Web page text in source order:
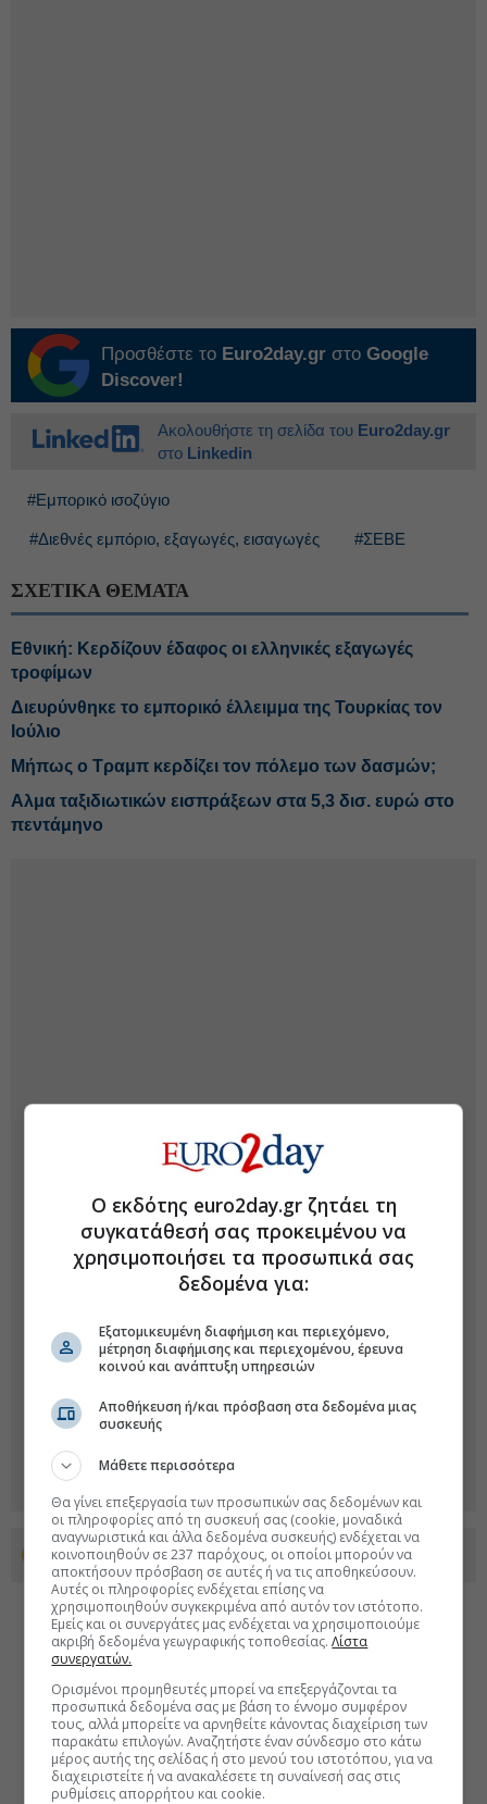
Προσθέστε το Euro2day.gr στο Google
Discover!
Ακολουθήστε τη σελίδα του Euro2day.gr
στο Linkedin
#Εμπορικό ισοζύγιο
#Διεθνές εμπόριο, εξαγωγές, εισαγωγές #ΣΕΒΕ
ΣΧΕΤΙΚΑ ΘΕΜΑΤΑ
Εθνική: Κερδίζουν έδαφος οι ελληνικές εξαγωγές
τροφίμων
Διευρύνθηκε το εμπορικό έλλειμμα της Τουρκίας τον
Ιούλιο
Μήπως ο Τραμπ κερδίζει τον πόλεμο των δασμών;
Αλμα ταξιδιωτικών εισπράξεων στα 5,3 δισ. ευρώ στο
πεντάμηνο
Προσθέστε το euro2day.gr στο Discover
Ο εκδότης euro2day.gr ζητάει τη
συγκατάθεσή σας προκειμένου να
χρησιμοποιήσει τα προσωπικά σας
δεδομένα για:
Εξατομικευμένη διαφήμιση και περιεχόμενο,
μέτρηση διαφήμισης και περιεχομένου, έρευνα
κοινού και ανάπτυξη υπηρεσιών
Αποθήκευση ή/και πρόσβαση στα δεδομένα μιας
συσκευής
Μάθετε περισσότερα
Θα γίνει επεξεργασία των προσωπικών σας δεδομένων και
οι πληροφορίες από τη συσκευή σας (cookie, μοναδικά
αναγνωριστικά και άλλα δεδομένα συσκευής) ενδέχεται να
κοινοποιηθούν σε 237 παρόχους, οι οποίοι μπορούν να
αποκτήσουν πρόσβαση σε αυτές ή να τις αποθηκεύσουν.
Αυτές οι πληροφορίες ενδέχεται επίσης να
χρησιμοποιηθούν συγκεκριμένα από αυτόν τον ιστότοπο.
Εμείς και οι συνεργάτες μας ενδέχεται να χρησιμοποιούμε
ακριβή δεδομένα γεωγραφικής τοποθεσίας.Λίστα
συνεργατών.
Ορισμένοι προμηθευτές μπορεί να επεξεργάζονται τα
προσωπικά δεδομένα σας με βάση το έννομο συμφέρον
τους, αλλά μπορείτε να αρνηθείτε κάνοντας διαχείριση των
παρακάτω επιλογών. Αναζητήστε έναν σύνδεσμο στο κάτω
μέρος αυτής της σελίδας ή στο μενού του ιστοτόπου, για να
διαχειριστείτε ή να ανακαλέσετε τη συναίνεσή σας στις
ρυθμίσεις απορρήτου και cookie.